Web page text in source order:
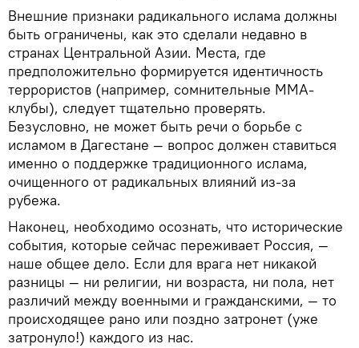
Внешние признаки радикального ислама должны
быть ограничены, как это сделали недавно в
странах Центральной Азии. Места, где
предположительно формируется идентичность
террористов (например, сомнительные ММА-
клубы), следует тщательно проверять.
Безусловно, не может быть речи о борьбе с
исламом в Дагестане — вопрос должен ставиться
именно о поддержке традиционного ислама,
очищенного от радикальных влияний из-за
рубежа.
Наконец, необходимо осознать, что исторические
события, которые сейчас переживает Россия, —
наше общее дело. Если для врага нет никакой
разницы — ни религии, ни возраста, ни пола, нет
различий между военными и гражданскими, — то
происходящее рано или поздно затронет (уже
затронуло!) каждого из нас.